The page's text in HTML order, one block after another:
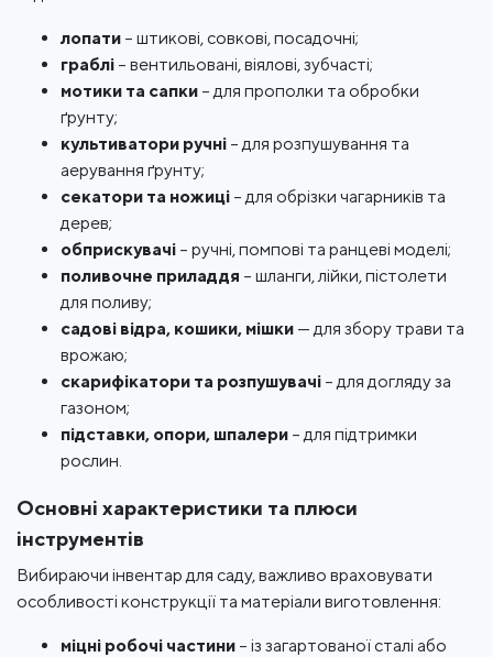
лопати – штикові, совкові, посадочні;
граблі – вентильовані, віялові, зубчасті;
мотики та сапки – для прополки та обробки
ґрунту;
культиватори ручні – для розпушування та
аерування ґрунту;
секатори та ножиці – для обрізки чагарників та
дерев;
обприскувачі – ручні, помпові та ранцеві моделі;
поливочне приладдя – шланги, лійки, пістолети
для поливу;
садові відра, кошики, мішки — для збору трави та
врожаю;
скарифікатори та розпушувачі – для догляду за
газоном;
підставки, опори, шпалери – для підтримки
рослин.
Основні характеристики та плюси
інструментів
Вибираючи інвентар для саду, важливо враховувати
особливості конструкції та матеріали виготовлення:
міцні робочі частини – із загартованої сталі або